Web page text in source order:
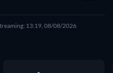
13:19, 08/08/2026